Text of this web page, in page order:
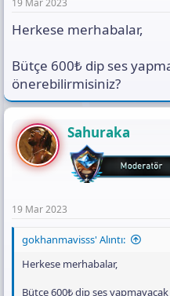
Herkese merhabalar,
Bütçe 600₺ dip ses
önerebilirmisiniz?
Sahuraka
19 Mar 2023
gokhanmavisss' Alıntı:
Herkese merhabalar,
Bütçe 600₺ dip ses